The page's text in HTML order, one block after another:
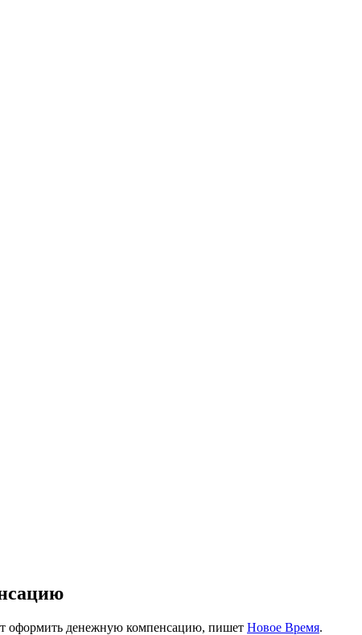
оформить денежную компенсацию, пишет Новое Время.